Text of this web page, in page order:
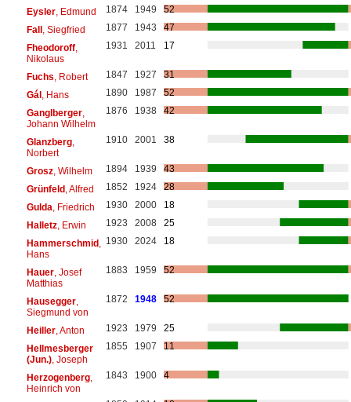
Eysler, Edmund 1874 1949
52
Fall, Siegfried 1877 1943
47
Fheodoroff,
Nikolaus
1931 2011 17
Fuchs , Robert 1847 1927
31
Gál, Hans 1890 1987
52
Ganglberger,
Johann Wilhelm
1876 1938 42
Glanzberg,
Norbert
1910 2001 38
Grosz, Wilhelm 1894 1939
43
Grünfeld, Alfred 1852 1924
28
Gulda , Friedrich 1930 2000
18
Halletz, Erwin 1923 2008
25
Hammerschmid,
Hans
1930 2024 18
Hauer, Josef
Matthias
1883 1959 52
Hausegger,
Siegmund von
1872 1948 52
Heiller, Anton 1923 1979
25
Hellmesberger
(Jun.), Joseph
1855 1907 11
Herzogenberg,
Heinrich von
1843 1900 4